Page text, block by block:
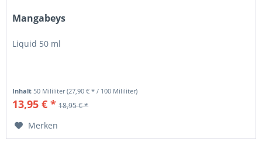
Mangabeys
Liquid 50 ml
Inhalt50 Mililiter(27,90 € * / 100 Mililiter)
13,95 € * 18,95 € *
Merken